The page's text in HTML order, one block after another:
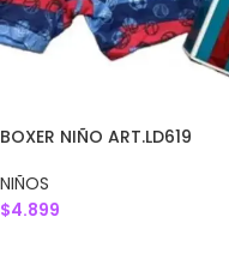
BOXER NIÑO ART.LD619
NIÑOS
$4.899